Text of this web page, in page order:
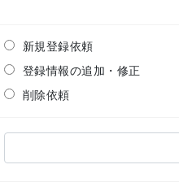
新規登録依頼
登録情報の追加・修正
削除依頼